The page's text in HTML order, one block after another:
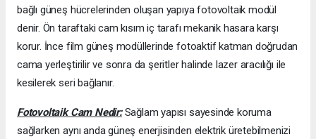
bağlı güneş hücrelerinden oluşan yapıya fotovoltaik modül
denir. Ön taraftaki cam kısım iç tarafı mekanik hasara karşı
korur. İnce film güneş modüllerinde fotoaktif katman doğrudan
cama yerleştirilir ve sonra da şeritler halinde lazer aracılığı ile
kesilerek seri bağlanır.
Fotovoltaik Cam Nedir:Sağlam yapısı sayesinde koruma
sağlarken aynı anda güneş enerjisinden elektrik üretebilmenizi